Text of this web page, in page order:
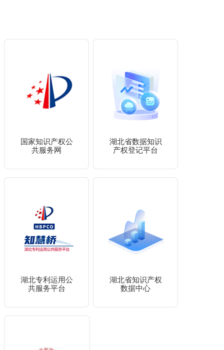
国家知识产权公
共服务网
湖北省数据知识
产权登记平台
湖北专利运用公
共服务平台
湖北省知识产权
数据中心